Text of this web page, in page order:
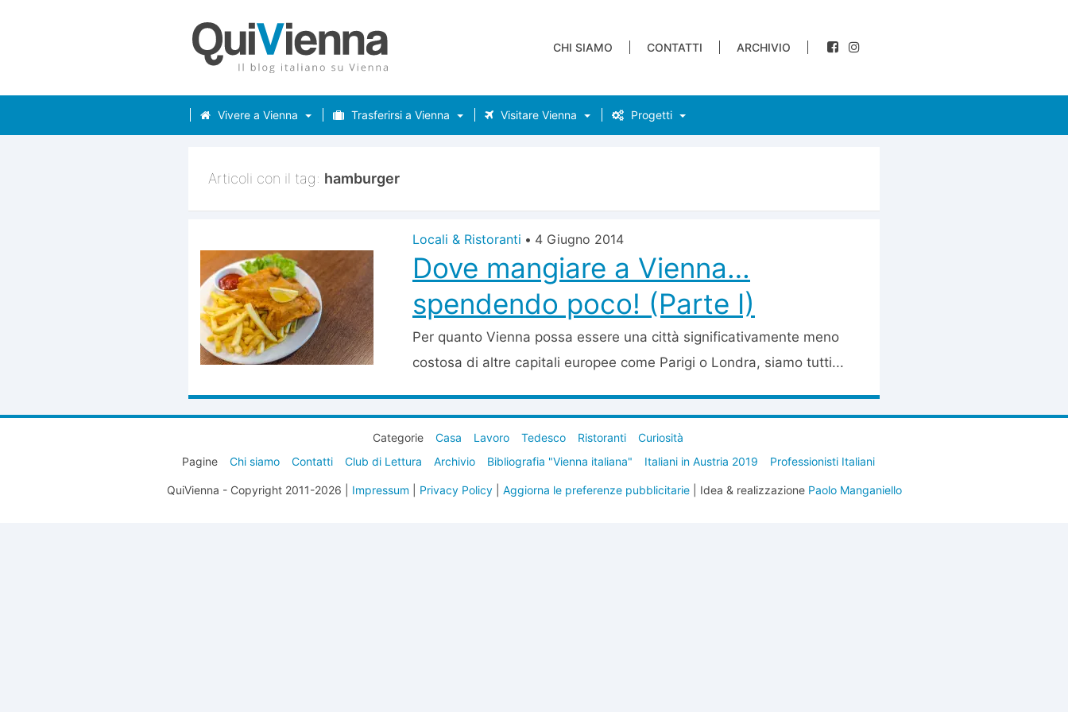
CHI SIAMO CONTATTI ARCHIVIO
Vivere a Vienna Trasferirsi a Vienna Visitare Vienna Progetti
Articoli con il tag: hamburger
Locali & Ristoranti • 4 Giugno 2014
Dove mangiare a Vienna…
spendendo poco! (Parte I)
Per quanto Vienna possa essere una città significativamente meno
costosa di altre capitali europee come Parigi o Londra, siamo tutti...
Categorie Casa Lavoro Tedesco Ristoranti
Curiosità
Pagine
Chi siamo Contatti Club di Lettura Archivio Bibliografia "Vienna italiana" Italiani in Austria 2019 Professionisti Italiani
QuiVienna - Copyright 2011-2026 | Impressum Privacy Policy| Aggiorna le preferenze pubblicitarie| Idea & realizzazione Paolo Manganiello